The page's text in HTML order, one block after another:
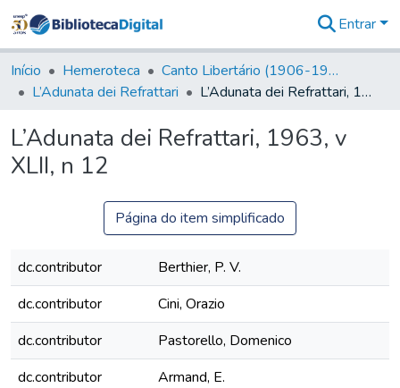
&
Coleções
Tudo na
Digital
Entrar
Início Hemeroteca
Canto Libertário (1906-1995)
L’Adunata dei Refrattari
L’Adunata dei Refrattari, 1963, v XLII, n 12
L’Adunata dei Refrattari, 1963, v
XLII, n 12
Página do item simplificado
dc.contributor
Berthier, P. V.
dc.contributor
Cini, Orazio
dc.contributor
Pastorello, Domenico
dc.contributor
Armand, E.